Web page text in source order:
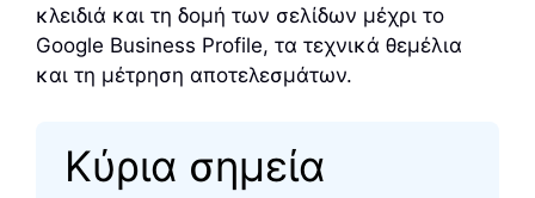
κλειδιά και τη δομή των σελίδων μέχρι το
Google Business Profile, τα τεχνικά θεμέλια
και τη μέτρηση αποτελεσμάτων.
Κύρια σημεία